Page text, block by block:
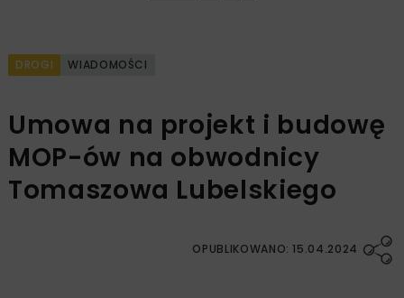
DROGI WIADOMOŚCI
Umowa na projekt i budowę
MOP-ów na obwodnicy
Tomaszowa Lubelskiego
OPUBLIKOWANO: 15.04.2024